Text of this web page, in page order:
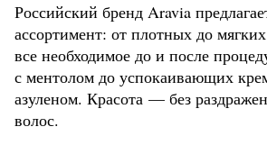
Российский бренд Aravia
ассортимент: от плотных до
все необходимое до и после
с ментолом до успокаивающих
азуленом. Красота — без
волос.